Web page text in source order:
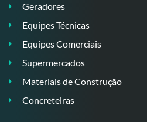
Geradores
Equipes Técnicas
Equipes Comerciais
Supermercados
Materiais de Construção
Concreteiras